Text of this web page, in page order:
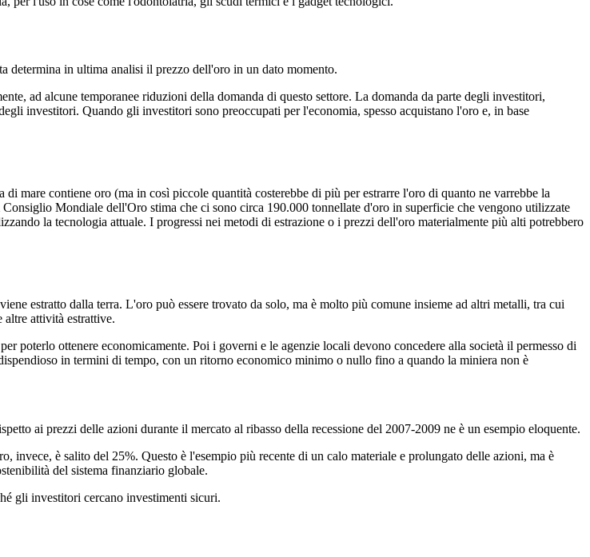
determina in ultima analisi il prezzo dell'oro in un dato momento.
ad alcune temporanee riduzioni della domanda di questo settore. La domanda da parte degli investitori,
investitori. Quando gli investitori sono preoccupati per l'economia, spesso acquistano l'oro e, in base
mare contiene oro (ma in così piccole quantità costerebbe di più per estrarre l'oro di quanto ne varrebbe la
Mondiale dell'Oro stima che ci sono circa 190.000 tonnellate d'oro in superficie che vengono utilizzate
la tecnologia attuale. I progressi nei metodi di estrazione o i prezzi dell'oro materialmente più alti potrebbero
estratto dalla terra. L'oro può essere trovato da solo, ma è molto più comune insieme ad altri metalli, tra cui
altre attività estrattive.
ottenere economicamente. Poi i governi e le agenzie locali devono concedere alla società il permesso di
in termini di tempo, con un ritorno economico minimo o nullo fino a quando la miniera non è
ai prezzi delle azioni durante il mercato al ribasso della recessione del 2007-2009 ne è un esempio eloquente.
è salito del 25%. Questo è l'esempio più recente di un calo materiale e prolungato delle azioni, ma è
del sistema finanziario globale.
gli investitori cercano investimenti sicuri.